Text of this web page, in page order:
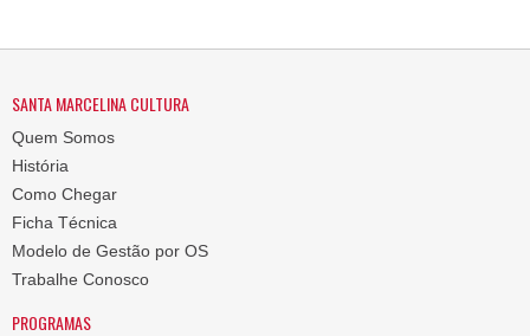
SANTA MARCELINA CULTURA
Quem Somos
História
Como Chegar
Ficha Técnica
Modelo de Gestão por OS
Trabalhe Conosco
PROGRAMAS